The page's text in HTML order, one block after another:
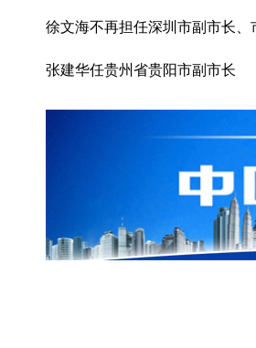
徐文海不再担任深圳市副市长、
张建华任贵州省贵阳市副市长